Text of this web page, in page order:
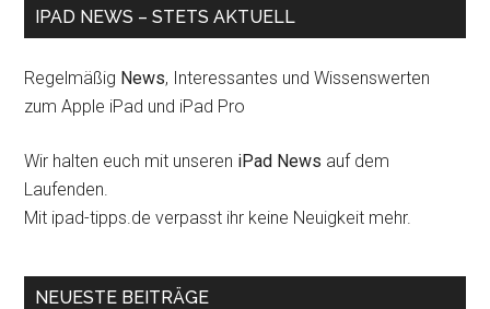
IPAD NEWS – STETS AKTUELL
Regelmäßig News, Interessantes und Wissenswerten
zum Apple iPad und iPad Pro
Wir halten euch mit unseren iPad News auf dem
Laufenden.
Mit ipad-tipps.de verpasst ihr keine Neuigkeit mehr.
NEUESTE BEITRÄGE